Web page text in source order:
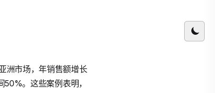
洲市场，年销售额增长
。这些案例表明，